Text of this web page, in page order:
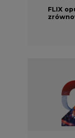
FLIX